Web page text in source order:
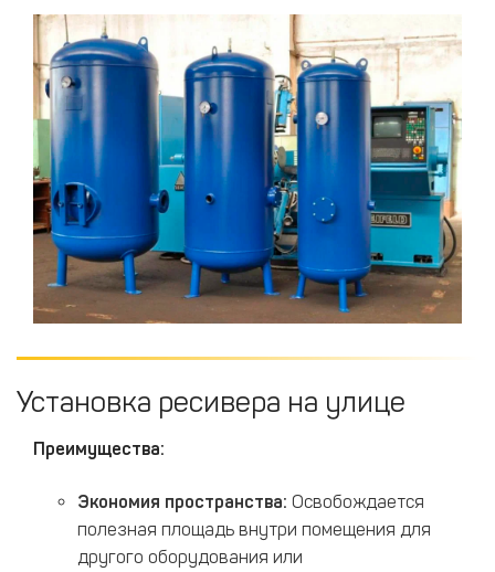
Установка ресивера на улице
Преимущества:
Экономия пространства: Освобождается
полезная площадь внутри помещения для
другого оборудования или